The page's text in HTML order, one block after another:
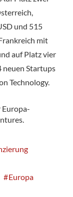
und 515
mit
auf Platz vier
neuen Startups
Technology.
Europa-
Europa